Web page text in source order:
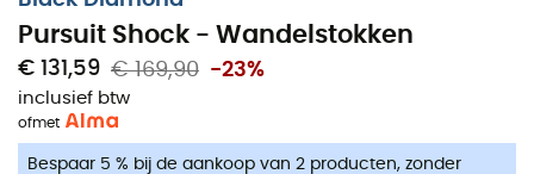
Pursuit Shock - Wandelstokken
€ 131,59 € 169,90 -23%
inclusief btw
ofmet
Bespaar 5 % bij de aankoop van 2 producten, zonder
te beperken. De Solution 2.0-polslussen, gemaakt van
post-consumer gerecycleerde vezels, evenals de ultra-
presterende FlickLock+ verstelling met zachte
aanraking, maken dit model een uitstekende keuze voor
wandelen.